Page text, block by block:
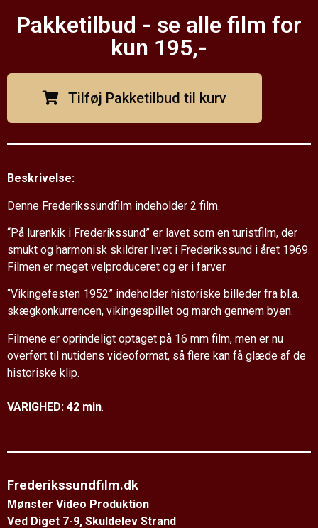
Pakketilbud - se alle film for
kun 195,-
Tilføj Pakketilbud til kurv
Beskrivelse:
Denne Frederikssundfilm indeholder 2 film.
“På lurenkik i Frederikssund” er lavet som en turistfilm, der
smukt og harmonisk skildrer livet i Frederikssund i året 1969.
Filmen er meget velproduceret og er i farver.
“Vikingefesten 1952” indeholder historiske billeder fra bl.a.
skægkonkurrencen, vikingespillet og march gennem byen.
Filmene er oprindeligt optaget på 16 mm film, men er nu
overført til nutidens videoformat, så flere kan få glæde af de
historiske klip.
VARIGHED: 42 min.
Frederikssundfilm.dk
Mønster Video Produktion
Ved Diget 7-9, Skuldelev Strand